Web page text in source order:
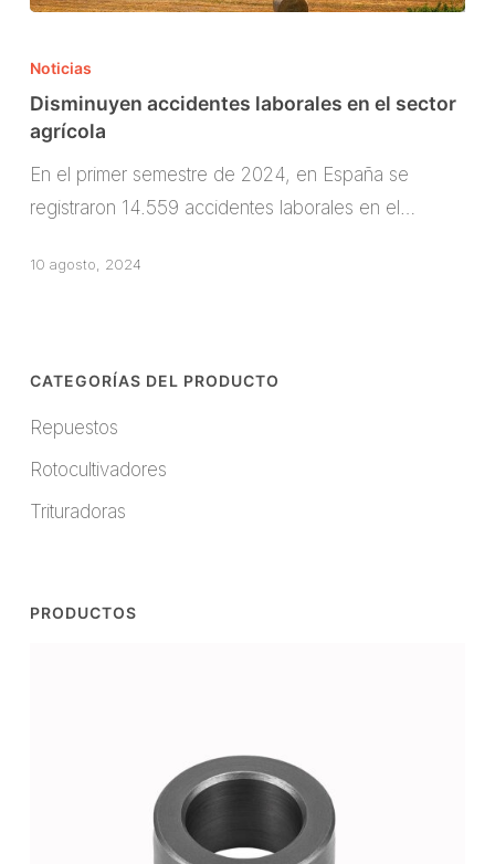
accidentes
laborales
en
Noticias
Disminuyen accidentes laborales en el sector
agrícola
En el primer semestre de 2024, en España se
registraron 14.559 accidentes laborales en el…
10 agosto, 2024
CATEGORÍAS DEL PRODUCTO
Repuestos
Rotocultivadores
Trituradoras
PRODUCTOS